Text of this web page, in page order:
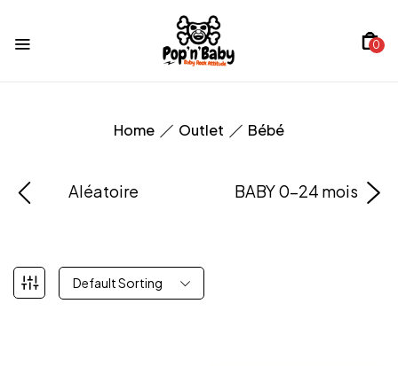
0
Home Outlet Bébé
Aléatoire BABY 0-24 mois
Default Sorting